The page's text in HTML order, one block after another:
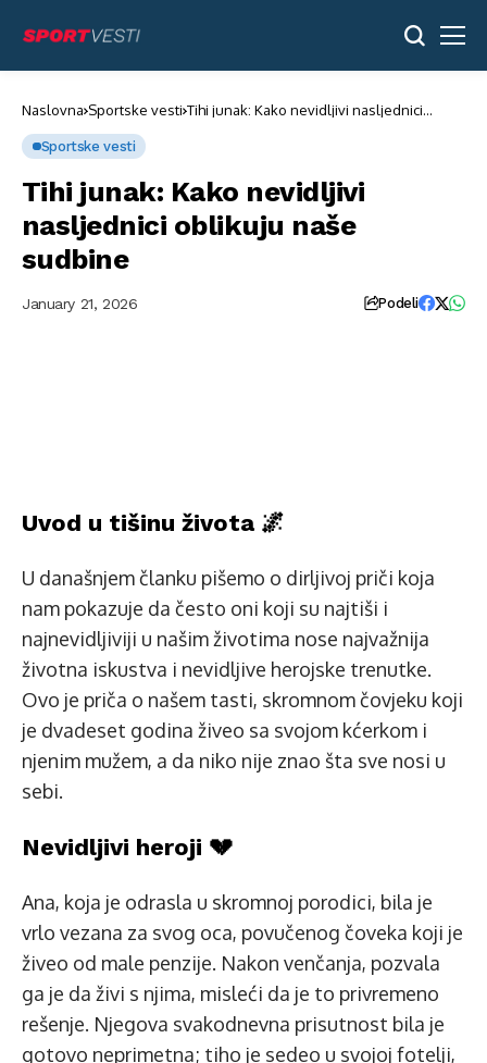
Naslovna Sportske vesti Tihi junak: Kako nevidljivi nasljednici
Sportske vesti
Tihi junak: Kako nevidljivi
nasljednici oblikuju naše
sudbine
January 21, 2026 Podeli
Uvod u tišinu života 🌌
U današnjem članku pišemo o dirljivoj priči koja
nam pokazuje da često oni koji su najtiši i
najnevidljiviji u našim životima nose najvažnija
životna iskustva i nevidljive herojske trenutke.
Ovo je priča o našem tasti, skromnom čovjeku koji
je dvadeset godina živeo sa svojom kćerkom i
njenim mužem, a da niko nije znao šta sve nosi u
sebi.
Nevidljivi heroji 💔
Ana, koja je odrasla u skromnoj porodici, bila je
vrlo vezana za svog oca, povučenog čoveka koji je
živeo od male penzije. Nakon venčanja, pozvala
ga je da živi s njima, misleći da je to privremeno
rešenje. Njegova svakodnevna prisutnost bila je
gotovo neprimetna; tiho je sedeo u svojoj fotelji,